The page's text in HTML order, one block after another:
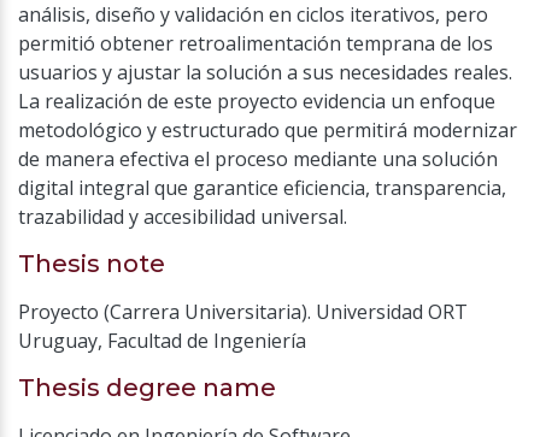
análisis, diseño y validación en ciclos iterativos, pero
permitió obtener retroalimentación temprana de los
usuarios y ajustar la solución a sus necesidades reales.
La realización de este proyecto evidencia un enfoque
metodológico y estructurado que permitirá modernizar
de manera efectiva el proceso mediante una solución
digital integral que garantice eficiencia, transparencia,
trazabilidad y accesibilidad universal.
Thesis note
Proyecto (Carrera Universitaria). Universidad ORT
Uruguay, Facultad de Ingeniería
Thesis degree name